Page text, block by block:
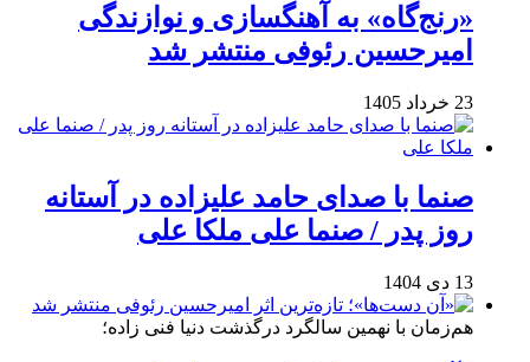
«رنج‌گاه» به آهنگسازی و نوازندگی
امیرحسین رئوفی منتشر شد
23 خرداد 1405
صنما با صدای حامد علیزاده در آستانه
روز پدر / صنما علی ملکا علی
13 دی 1404
هم‌زمان با نهمین سالگرد درگذشت دنیا فنی زاده؛